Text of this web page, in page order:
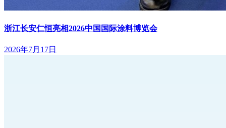
浙江长安仁恒亮相2026中国国际涂料博览会
2026年7月17日